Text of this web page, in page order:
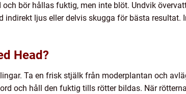
bör hållas fuktig, men inte blöt. Undvik
indirekt ljus eller delvis skugga för bästa resultat.
Head?
Ta en frisk stjälk från moderplantan och
och håll den fuktig tills rötter bildas. När